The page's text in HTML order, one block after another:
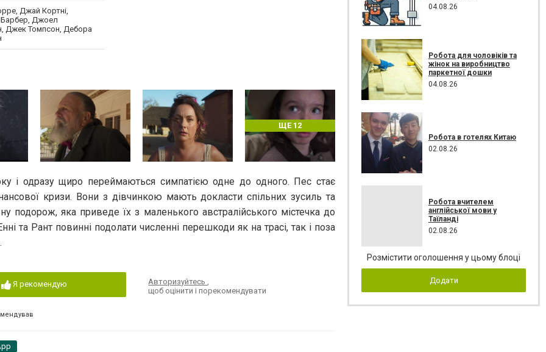
Джай Кортні,
Джоел
Джек Томпсон, Дебора
ЩЕ 12
і одразу щиро переймаються симпатією одне до одного. Пес стає
кризи. Вони з дівчинкою мають докласти спільних зусиль та
яка приведе їх з маленького австралійського містечка до
та Рант повинні подолати численні перешкоди як на трасі, так і поза
Я рекомендую Авторизуйтесь,
щоб оцінити і порекомендувати
04.08.26
Робота для чоловіків та
жінок на виробництво
паркетної дошки
04.08.26
Робота в готелях Китаю
02.08.26
Робота вчителем
англійської мови у
Таїланді
02.08.26
Розмістити оголошення у цьому блоці
Додати